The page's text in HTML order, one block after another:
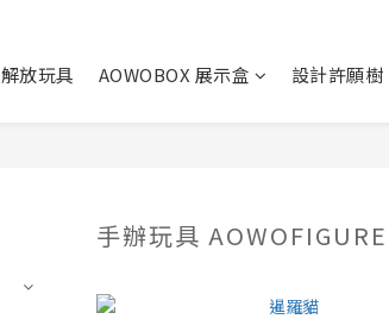
解放玩具 AOWOBOX 展示盒 設計許願樹
手辦玩具 AOWOFIGURE